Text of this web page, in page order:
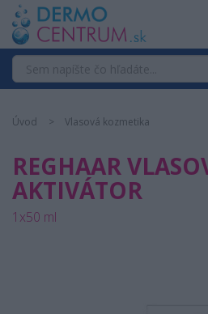
Úvod Vlasová kozmetika
REGHAAR
AKTIVÁTOR
1x50 ml